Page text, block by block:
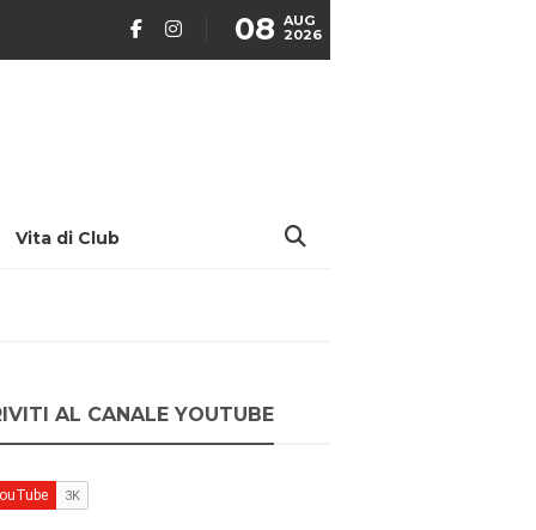
08 AUG
2026
Vita di Club
AL CANALE YOUTUBE